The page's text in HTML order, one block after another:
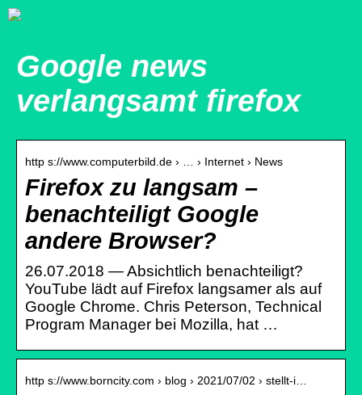
Google news
verlangsamt firefox
http s://www.computerbild.de › … › Internet › News
Firefox zu langsam –
benachteiligt Google
andere Browser?
26.07.2018 — Absichtlich benachteiligt?
YouTube lädt auf Firefox langsamer als auf
Google Chrome. Chris Peterson, Technical
Program Manager bei Mozilla, hat …
http s://www.borncity.com › blog › 2021/07/02 › stellt-i…